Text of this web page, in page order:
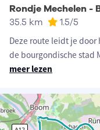
Rondje Mechelen -
35.5 km 1.5/5
Deze route leidt je
de bourgondische stad
meer lezen